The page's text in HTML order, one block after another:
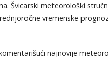
Švicarski meteorološki
vremenske
najnovije